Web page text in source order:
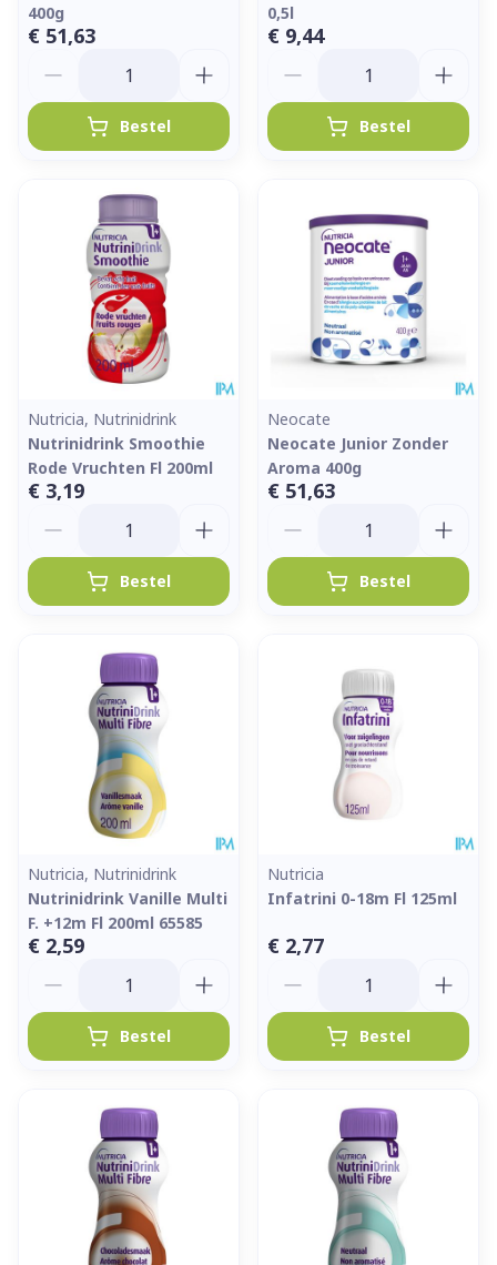
400g
€ 51,63
Bestel
0,5l
€ 9,44
Bestel
Nutricia, Nutrinidrink
Nutrinidrink Smoothie
Rode Vruchten Fl 200ml
€ 3,19
Bestel
Neocate
Neocate Junior Zonder
Aroma 400g
€ 51,63
Bestel
Nutricia, Nutrinidrink
Nutrinidrink Vanille Multi
F. +12m Fl 200ml 65585
€ 2,59
Bestel
Nutricia
Infatrini 0-18m Fl 125ml
€ 2,77
Bestel